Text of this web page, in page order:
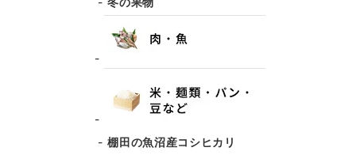
棚田の魚沼産コシヒカリ